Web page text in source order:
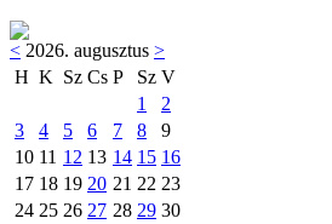
< 2026. augusztus >
H K Sz Cs P Sz V
1
2
3
4 5 6 7 8
9
10 11 12 13 14 15 16
17 18 19 20 21 22 23
24 25 26 27 28 29 30